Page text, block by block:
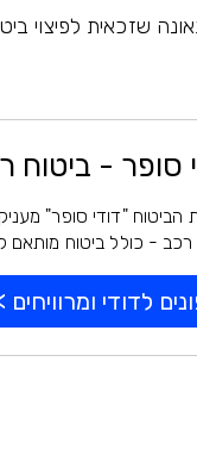
שזכאית לפיצוי
סופר - ביטוח
הביטוח "דודי סופר"
רכב - כולל ביטוח מותאם
לדודי ומרוויחים